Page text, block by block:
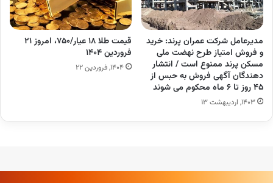
مدیرعامل شرکت عمران پرند: خرید
و فروش امتیاز طرح نهضت ملی
مسکن پرند ممنوع است / انتشار
دهندگان آگهی فروش به حبس از
۴۵ روز تا ۶ ماه محکوم می شوند
۱۴۰۳, اردیبهشت ۱۳
قیمت طلا ۱۸ عیار/۷۵۰، امروز ۲۱
فروردین ۱۴۰۴
۱۴۰۴, فروردین ۲۲